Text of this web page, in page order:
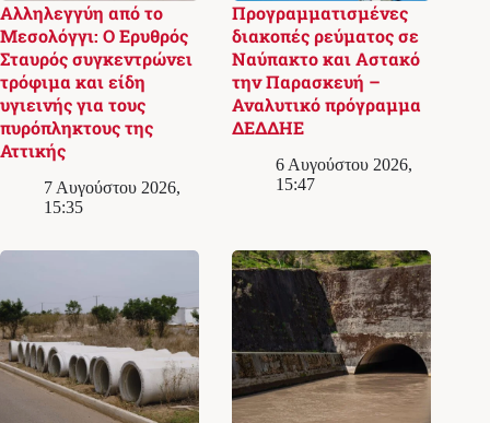
Αλληλεγγύη από το
Μεσολόγγι: Ο Ερυθρός
Σταυρός συγκεντρώνει
τρόφιμα και είδη
υγιεινής για τους
πυρόπληκτους της
Αττικής
7 Αυγούστου 2026,
15:35
Προγραμματισμένες
διακοπές ρεύματος σε
Ναύπακτο και Αστακό
την Παρασκευή –
Αναλυτικό πρόγραμμα
ΔΕΔΔΗΕ
6 Αυγούστου 2026,
15:47